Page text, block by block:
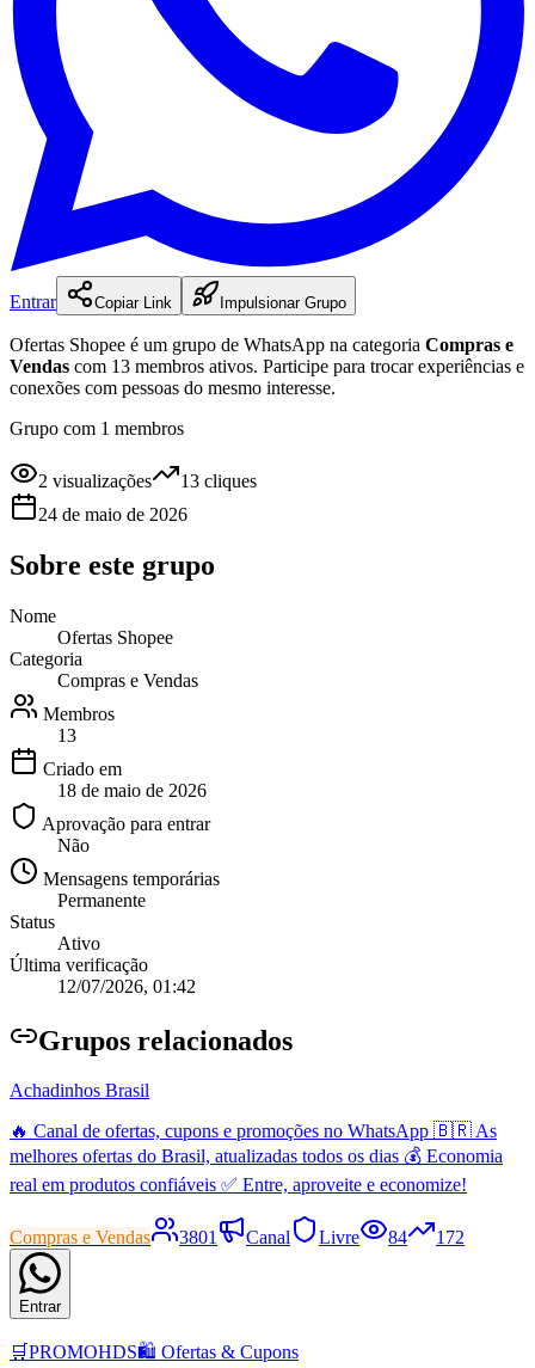
Entrar Copiar Link Impulsionar Grupo
Ofertas Shopee é um grupo de WhatsApp na categoria Compras e
Vendas com 13 membros ativos. Participe para trocar experiências e
conexões com pessoas do mesmo interesse.
Grupo com 1 membros
2 visualizações 13 cliques
24 de maio de 2026
Sobre este grupo
Nome
Ofertas Shopee
Categoria
Compras e Vendas
Membros
13
Criado em
18 de maio de 2026
Aprovação para entrar
Não
Mensagens temporárias
Permanente
Status
Ativo
Última verificação
12/07/2026, 01:42
Grupos relacionados
Achadinhos Brasil
🔥 Canal de ofertas, cupons e promoções no WhatsApp 🇧🇷 As
melhores ofertas do Brasil, atualizadas todos os dias 💰 Economia
real em produtos confiáveis ✅ Entre, aproveite e economize!
Compras e Vendas 3801 Canal Livre 84 172
Entrar
🛒PROMOHDS🛍️ Ofertas & Cupons